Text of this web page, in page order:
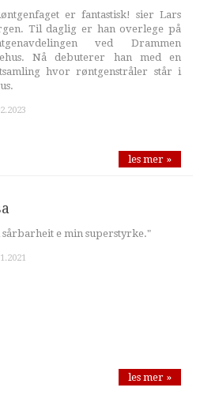
er fantastisk! sier Lars
Til daglig er han overlege på
ved Drammen
Nå debuterer han med en
hvor røntgenstråler står i
les mer »
sårbarheit e min superstyrke."
les mer »